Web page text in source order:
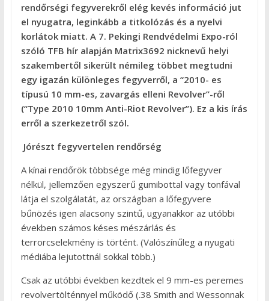
rendőrségi fegyverekről elég kevés információ jut
el nyugatra, leginkább a titkolózás és a nyelvi
korlátok miatt. A 7. Pekingi Rendvédelmi Expo-ról
szóló TFB hír alapján Matrix3692 nicknevű helyi
szakembertől sikerült némileg többet megtudni
egy igazán különleges fegyverről, a “2010- es
típusú 10 mm-es, zavargás elleni Revolver”-ről
(“Type 2010 10mm Anti-Riot Revolver”). Ez a kis írás
erről a szerkezetről szól.
Jórészt fegyvertelen rendőrség
A kínai rendőrök többsége még mindig lőfegyver
nélkül, jellemzően egyszerű gumibottal vagy tonfával
látja el szolgálatát, az országban a lőfegyvere
bűnözés igen alacsony szintű, ugyanakkor az utóbbi
években számos késes mészárlás és
terrorcselekmény is történt. (Valószínűleg a nyugati
médiába lejutottnál sokkal több.)
Csak az utóbbi években kezdtek el 9 mm-es peremes
revolvertölténnyel működő (.38 Smith and Wessonnak